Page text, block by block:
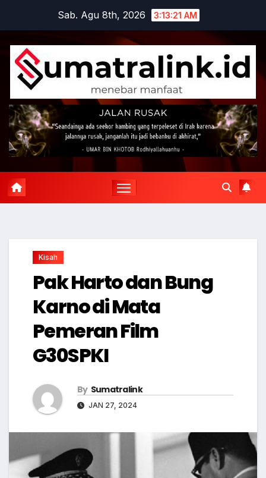
content
Sab. Agu 8th, 2026 3:13:22 AM
Kisah
Pak Harto dan Bung
Karno di Mata
Pemeran Film
G30SPKI
By Sumatralink
JAN 27, 2024